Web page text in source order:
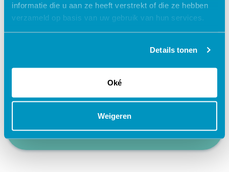
informatie die u aan ze heeft verstrekt of die ze hebben
verzameld op basis van uw gebruik van hun services.
Details tonen
Oké
Weigeren
Flexibel – leer op je eigen manier en tempo
Praktijkgericht – ontwikkeld samen met
24/7 toegang tot lesmateriaal
Accreditatiepunten worden automatisch